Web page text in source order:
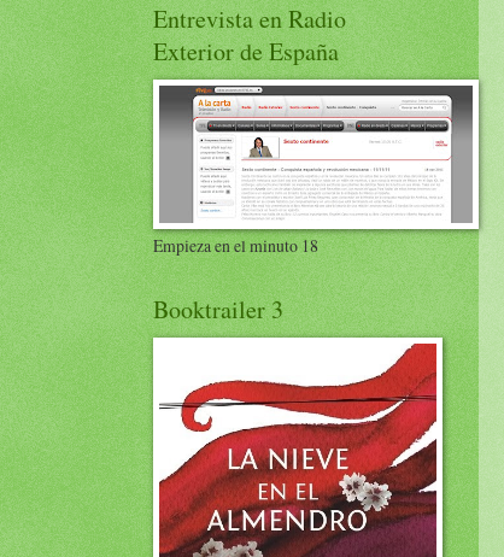
Entrevista en Radio
Exterior de España
Empieza en el minuto 18
Booktrailer 3